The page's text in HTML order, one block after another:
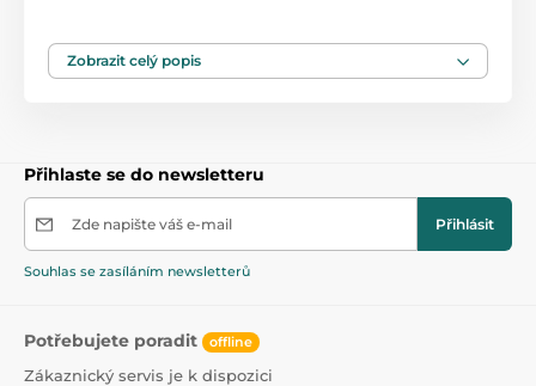
- 2 ks dudlíků (šidítko) Lovi,
- kryt na dudlík (šidítko) 2 ks,
Zobrazit celý popis
Přihlaste se do newsletteru
Zde napište váš e-mail Přihlásit
Souhlas se zasíláním newsletterů
Potřebujete poradit offline
Zákaznický servis je k dispozici